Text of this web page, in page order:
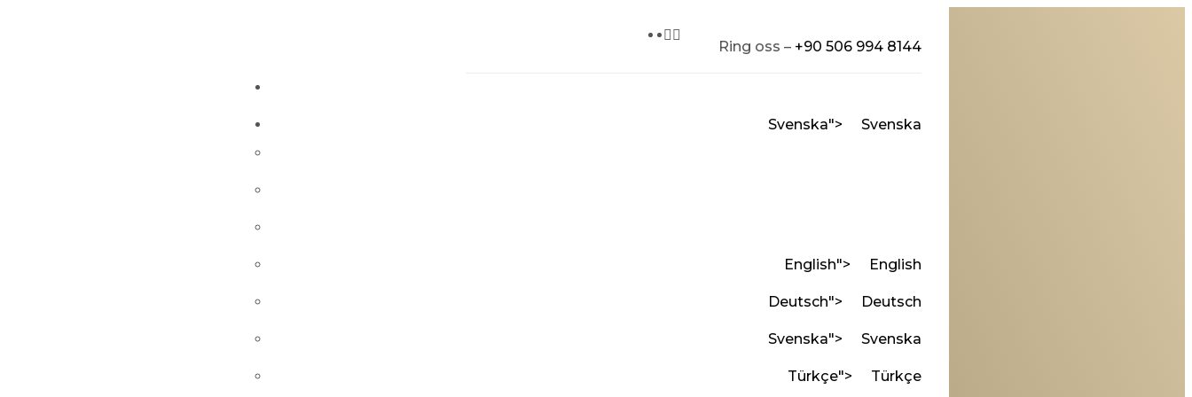
Ring oss – +90 506 994 8144
Svenska"> Svenska
English"> English
Deutsch"> Deutsch
Svenska"> Svenska
Türkçe"> Türkçe